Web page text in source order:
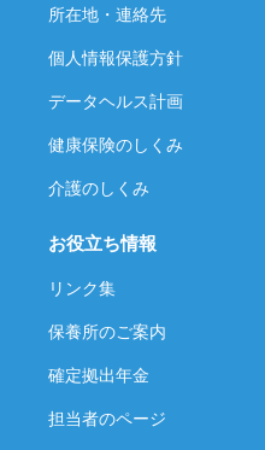
所在地・連絡先
個人情報保護方針
データヘルス計画
健康保険のしくみ
介護のしくみ
お役立ち情報
リンク集
保養所のご案内
確定拠出年金
担当者のページ